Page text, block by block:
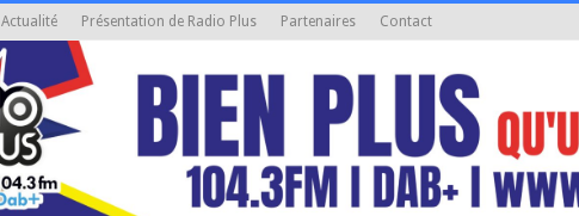
Actualité Présentation de Radio Plus Partenaires Contact